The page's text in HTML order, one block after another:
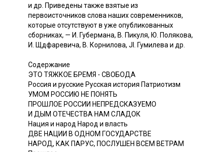
и др. Приведены также взятые из
первоисточников слова наших современников,
которые отсутствуют в уже опубликованных
сборниках, — И. Губермана, В. Пикуля, Ю. Полякова,
И. Щдфаревича, В. Корнилова, JI. Гумилева и др.
Содержание
ЭТО ТЯЖКОЕ БРЕМЯ - СВОБОДА
Россия и русские Русская история Патриотизм
УМОМ РОССИЮ НЕ ПОНЯТЬ
ПРОШЛОЕ РОССИИ НЕПРЕДСКАЗУЕМО
И ДЫМ ОТЕЧЕСТВА НАМ СЛАДОК
Нация и народ Народ и власть
ДВЕ НАЦИИ В ОДНОМ ГОСУДАРСТВЕ
НАРОД, КАК ПАРУС, ПОСЛУШЕН ВСЕМ ВЕТРАМ